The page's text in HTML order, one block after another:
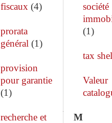
fiscaux (4)
prorata
général (1)
provision
pour garantie
(1)
recherche et
société
(1)
tax
Valeur
M